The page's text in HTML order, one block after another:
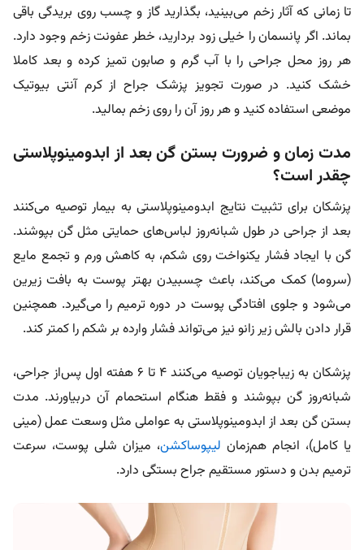
تا زمانی که آثار زخم می‌بینید، بگذارید گاز و چسب روی بریدگی باقی
بماند. اگر پانسمان را خیلی زود بردارید، خطر عفونت زخم وجود دارد.
هر روز محل جراحی را با آب گرم و صابون تمیز کرده و بعد کاملا
خشک کنید. در صورت تجویز پزشک جراح از کرم آنتی بیوتیک
موضعی استفاده کنید و هر روز آن را روی زخم بمالید.
مدت زمان و ضرورت بستن گن بعد از ابدومینوپلاستی
چقدر است؟
پزشکان برای تثبیت نتایج ابدومینوپلاستی به بیمار توصیه می‌کنند
بعد از جراحی در طول شبانه‌روز لباس‌های حمایتی مثل گن بپوشند.
گن با ایجاد فشار یکنواخت روی شکم، به کاهش ورم و تجمع مایع
(سروما) کمک می‌کند، باعث چسبیدن بهتر پوست به بافت زیرین
می‌شود و جلوی افتادگی پوست در دوره ترمیم را می‌گیرد. همچنین
قرار دادن بالش زیر زانو نیز می‌تواند فشار وارده بر شکم را کمتر کند.
پزشکان به زیباجویان توصیه می‌‌کنند ۴ تا ۶ هفته اول پس‌از جراحی،
شبانه‌روز گن بپوشند و فقط هنگام استحمام آن دربیاورند. مدت
بستن گن بعد از ابدومینوپلاستی به عواملی مثل وسعت عمل (مینی
یا کامل)، انجام هم‌زمان لیپوساکشن، میزان شلی پوست، سرعت
ترمیم بدن و دستور مستقیم جراح بستگی دارد.